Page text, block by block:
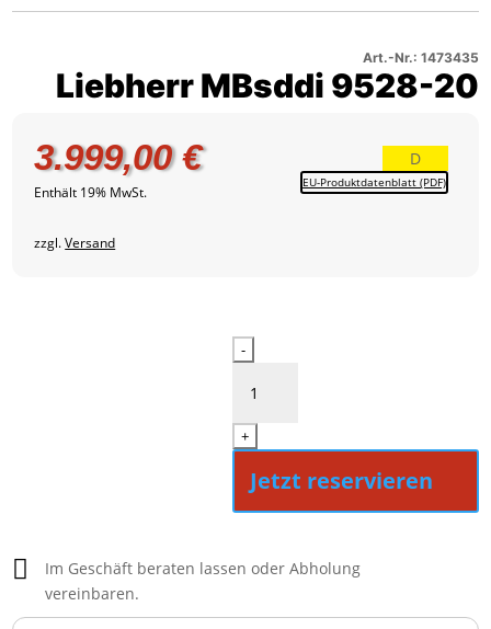
1
–
Produktbild
3
Art.-Nr.: 1473435
Liebherr MBsddi 9528-20
3.999,00€
Enthält 19% MwSt.
zzgl.Versand
D
EU-Produktdatenblatt (PDF)
Liebherr
9528-
20
Menge
-
+
Jetzt reservieren

Im Geschäft beraten lassen oder Abholung
vereinbaren.